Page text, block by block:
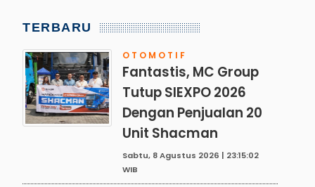
TERBARU
OTOMOTIF
Fantastis, MC Group
Tutup SIEXPO 2026
Dengan Penjualan 20
Unit Shacman
Sabtu, 8 Agustus 2026 | 23:15:02
WIB